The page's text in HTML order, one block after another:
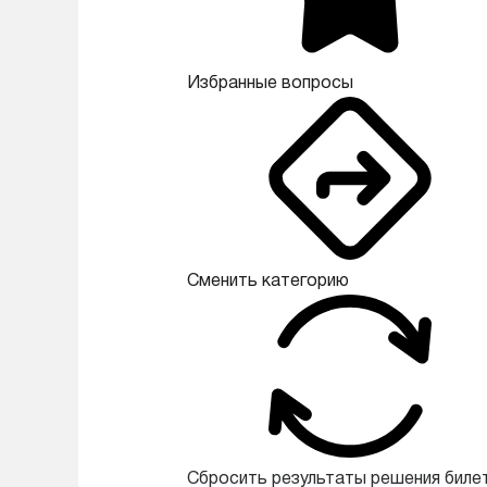
Избранные вопросы
Сменить категорию
Сбросить результаты решения